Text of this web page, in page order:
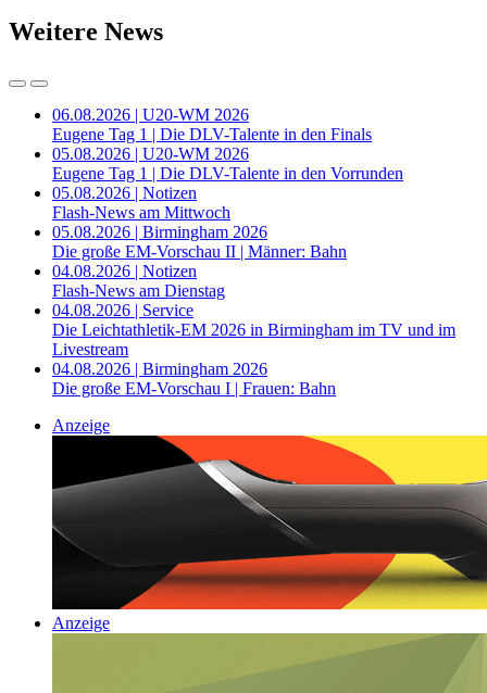
Weitere News
06.08.2026 | U20-WM 2026
Eugene Tag 1 | Die DLV-Talente in den Finals
05.08.2026 | U20-WM 2026
Eugene Tag 1 | Die DLV-Talente in den Vorrunden
05.08.2026 | Notizen
Flash-News am Mittwoch
05.08.2026 | Birmingham 2026
Die große EM-Vorschau II | Männer: Bahn
04.08.2026 | Notizen
Flash-News am Dienstag
04.08.2026 | Service
Die Leichtathletik-EM 2026 in Birmingham im TV und im
Livestream
04.08.2026 | Birmingham 2026
Die große EM-Vorschau I | Frauen: Bahn
Anzeige
Anzeige